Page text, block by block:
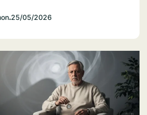
.25/05/2026